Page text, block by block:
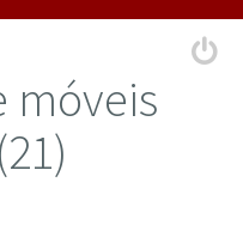
móveis